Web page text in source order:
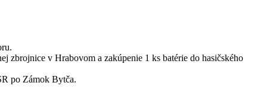
v Hrabovom a zakúpenie 1 ks batérie do hasičského
po Zámok Bytča.